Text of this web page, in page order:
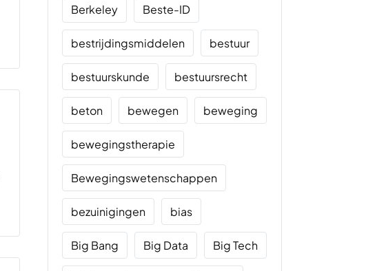
Berkeley Beste-ID
bestrijdingsmiddelen bestuur
bestuurskunde bestuursrecht
beton bewegen beweging
bewegingstherapie
Bewegingswetenschappen
bezuinigingen bias
Big Bang Big Data Big Tech